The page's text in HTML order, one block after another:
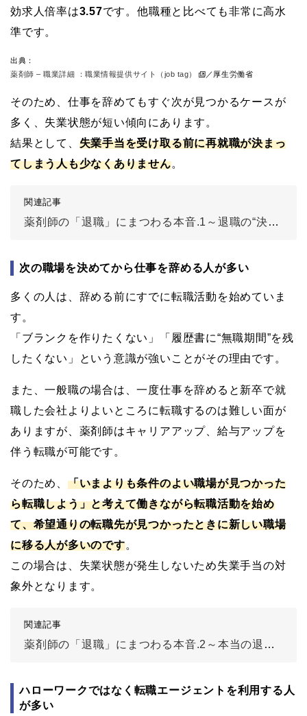
効求人倍率は3.57です。他職種と比べても非常に高水
準です。
出典：
薬剤師 – 職業詳細 ：職業情報提供サイト（job tag）
／厚生労働省
そのため、仕事を辞めてもすぐ次が見つかるケースが
多く、失業状態が短い傾向にあります。
結果として、 失業手当を受け取る前に再就職が決まっ
てしまう人も少なくありません。
関連記事
薬剤師の「退職」にまつわる本音.1～退職の“決め手”は？
次の職場を決めてから仕事を辞める人が多い
多くの人は、辞める前にすでに転職活動を始めていま
す。
「ブランクを作りたくない」「履歴書に“無職期間”を残
したくない」という意識が強いことがその理由です。
また、一般職の場合は、一度仕事を辞めると新卒で就
職した会社よりよいところに転職するのは難しい面が
ありますが、薬剤師はキャリアアップ、給与アップを
伴う転職が可能です。
そのため、 「いまよりも条件のよい職場が見つかった
ら転職しよう」と考えて働きながら転職活動を始め
て、希望通りの転職先が見つかったときに新しい職場
に移る人が多いのです。
この場合は、失業状態が発生しないため失業手当の対
象外となります。
関連記事
薬剤師の「退職」にまつわる本音.2～本当の退職理由、会社に伝えている？
ハローワークではなく転職エージェントを利用する人
が多い